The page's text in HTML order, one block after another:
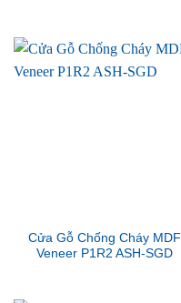
Cửa Gỗ Chống Cháy MDF
Veneer P1R2 ASH-SGD